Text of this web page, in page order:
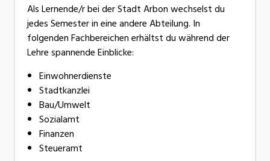
Als Lernende/r bei der Stadt Arbon wechselst du
jedes Semester in eine andere Abteilung. In
folgenden Fachbereichen erhältst du während der
Lehre spannende Einblicke:
Einwohnerdienste
Stadtkanzlei
Bau/Umwelt
Sozialamt
Finanzen
Steueramt